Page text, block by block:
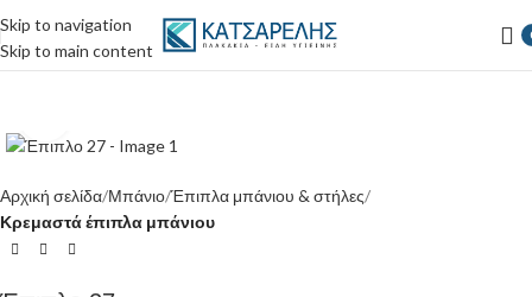
Skip to navigation
Skip to main content
Αρχική σελίδα Μπάνιο Έπιπλα μπάνιου & στήλες
Κρεμαστά έπιπλα μπάνιου